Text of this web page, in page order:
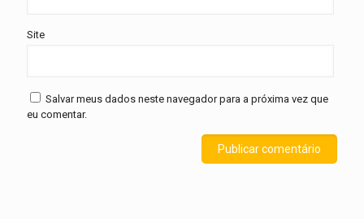
Site
Salvar meus dados neste navegador para a próxima vez que
eu comentar.